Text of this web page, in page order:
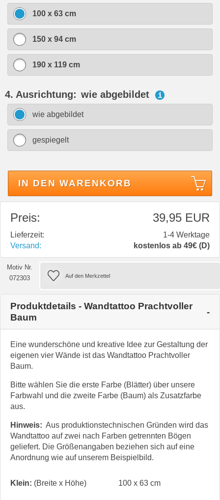
100 x 63 cm
150 x 94 cm
190 x 119 cm
4. Ausrichtung: wie abgebildet i
wie abgebildet
gespiegelt
IN DEN WARENKORB
Preis: 39,95 EUR
Lieferzeit:
1-4 Werktage
Versand:
kostenlos ab 49€ (D)
Motiv Nr.
072303
Produktdetails - Wandtattoo Prachtvoller
Baum
Eine wunderschöne und kreative Idee zur Gestaltung der
eigenen vier Wände ist das Wandtattoo Prachtvoller
Baum.
Bitte wählen Sie die erste Farbe (Blätter) über unsere
Farbwahl und die zweite Farbe (Baum) als Zusatzfarbe
aus.
Hinweis: Aus produktionstechnischen Gründen wird das
Wandtattoo auf zwei nach Farben getrennten Bögen
geliefert. Die Größenangaben beziehen sich auf eine
Anordnung wie auf unserem Beispielbild.
Klein: (Breite x Höhe) 100 x 63 cm